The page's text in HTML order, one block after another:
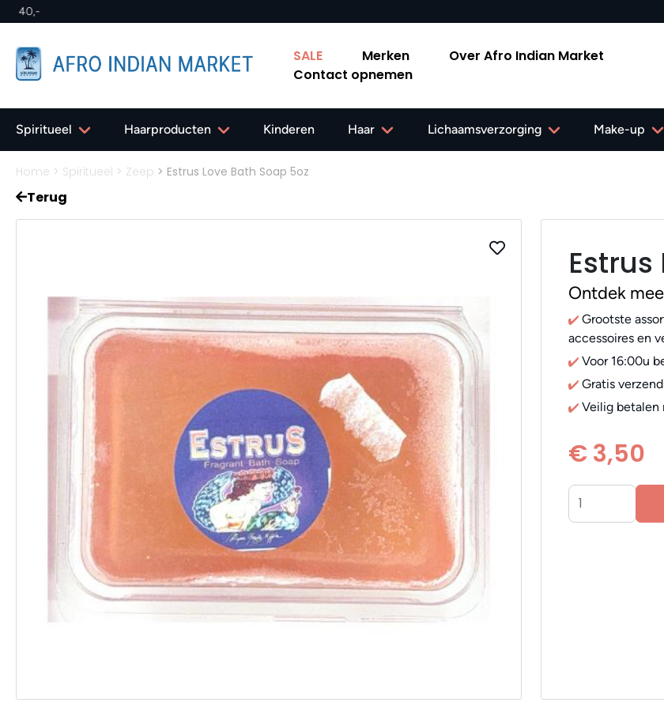
vanaf 40,-
SALE Merken
Over Afro Indian Market
Contact opnemen
Spiritueel Haarproducten Kinderen Haar Lichaamsverzorging Make-up
Home > Spiritueel > Zeep > Estrus Love Bath Soap 5oz
Terug
Estrus
Ontdek
Grootste
accessoires en
Voor 16:00u
Gratis
Veilig betalen
€ 3,50